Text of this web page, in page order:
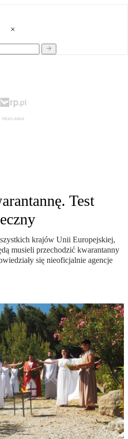
Test
krajów Unii Europejskiej,
musieli przechodzić kwarantanny
się nieoficjalnie agencje